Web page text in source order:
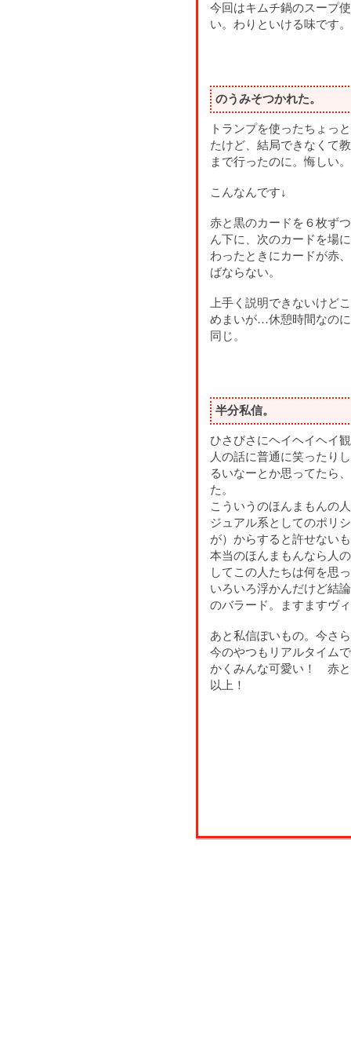
今回はキムチ鍋のスープ
い。わりといける味です。
のうみそつかれた。
トランプを使ったちょっ
たけど、結局できなくて
まで行ったのに。悔しい。
こんなんです↓
赤と黒のカードを６枚ず
ん下に、次のカードを場
わったときにカードが赤
ばならない。
上手く説明できないけど
めまいが…休憩時間なの
同じ。
半分私信。
ひさびさにヘイヘイヘイ
人の話に普通に笑ったり
るいなーとか思ってたら
た。
こういうのほんまもんの
ジュアル系としてのポリ
が）からすると許せない
本当のほんまもんなら人
してこの人たちは何を思
いろいろ浮かんだけど結
のバラード。ますますヴ
あと私信ぽいもの。今さ
今のやつもリアルタイム
かくみんな可愛い！ 赤
以上！